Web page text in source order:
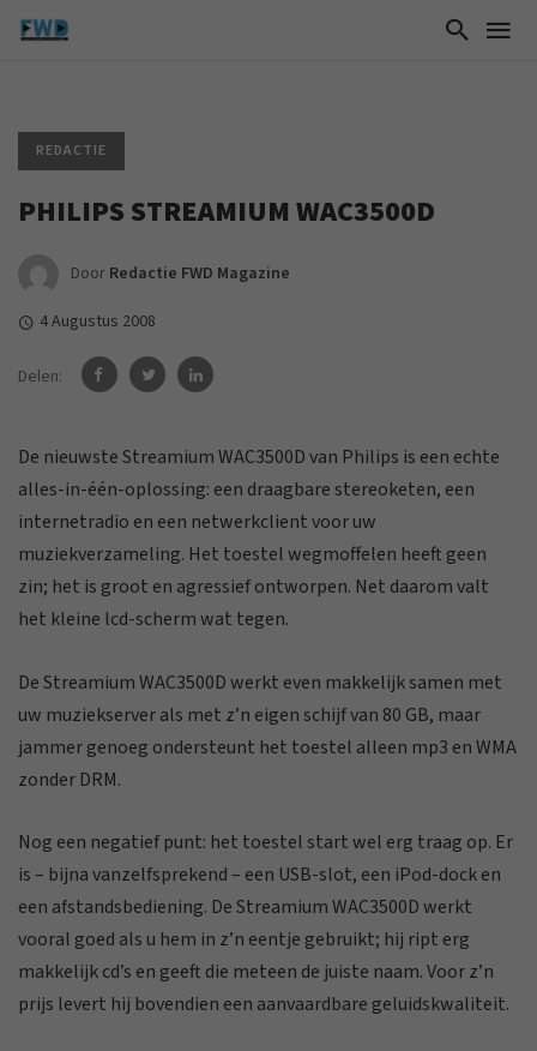
REDACTIE
PHILIPS STREAMIUM WAC3500D
Door Redactie FWD Magazine
4 Augustus 2008
Delen:
De nieuwste Streamium WAC3500D van Philips is een echte
alles-in-één-oplossing: een draagbare stereoketen, een
internetradio en een netwerkclient voor uw
muziekverzameling. Het toestel wegmoffelen heeft geen
zin; het is groot en agressief ontworpen. Net daarom valt
het kleine lcd-scherm wat tegen.
De Streamium WAC3500D werkt even makkelijk samen met
uw muziekserver als met z’n eigen schijf van 80 GB, maar
jammer genoeg ondersteunt het toestel alleen mp3 en WMA
zonder DRM.
Nog een negatief punt: het toestel start wel erg traag op. Er
is – bijna vanzelfsprekend – een USB-slot, een iPod-dock en
een afstandsbediening. De Streamium WAC3500D werkt
vooral goed als u hem in z’n eentje gebruikt; hij ript erg
makkelijk cd’s en geeft die meteen de juiste naam. Voor z’n
prijs levert hij bovendien een aanvaardbare geluidskwaliteit.